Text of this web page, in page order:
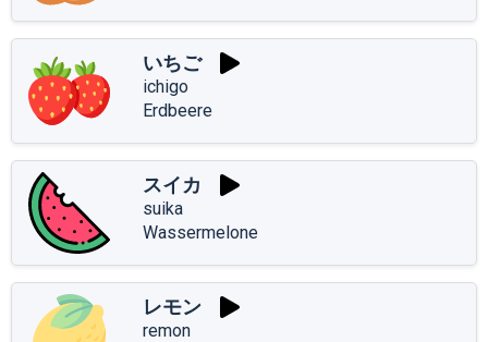
いちご
ichigo
Erdbeere
スイカ
suika
Wassermelone
レモン
remon